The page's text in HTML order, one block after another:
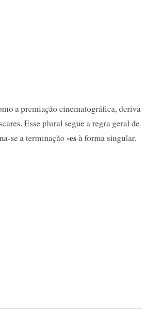
a premiação cinematográfica, deriva
Esse plural segue a regra geral de
se a terminação-esà forma singular.